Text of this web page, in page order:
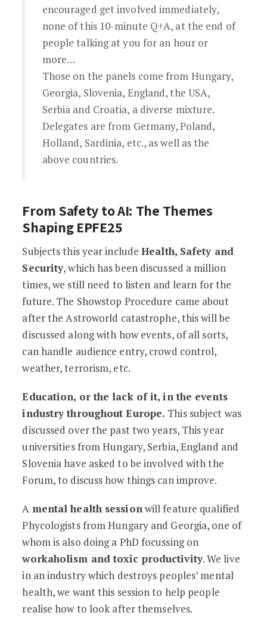
encouraged get involved immediately,
none of this 10-minute Q+A, at the end of
people talking at you for an hour or
more…
Those on the panels come from Hungary,
Georgia, Slovenia, England, the USA,
Serbia and Croatia, a diverse mixture.
Delegates are from Germany, Poland,
Holland, Sardinia, etc., as well as the
above countries.
From Safety to AI: The Themes
Shaping EPFE25
Subjects this year includeHealth, Safety and
Security, which has been discussed a million
times, we still need to listen and learn for the
future. The Showstop Procedure came about
after the Astroworld catastrophe, this will be
discussed along with how events, of all sorts,
can handle audience entry, crowd control,
weather, terrorism, etc.
Education, or the lack of it, in the events
industry throughout Europe. This subject was
discussed over the past two years, This year
universities from Hungary, Serbia, England and
Slovenia have asked to be involved with the
Forum, to discuss how things can improve.
A mental health sessionwill feature qualified
Phycologists from Hungary and Georgia, one of
whom is also doing a PhD focussing on
workaholism and toxic productivity. We live
in an industry which destroys peoples’ mental
health, we want this session to help people
realise how to look after themselves.